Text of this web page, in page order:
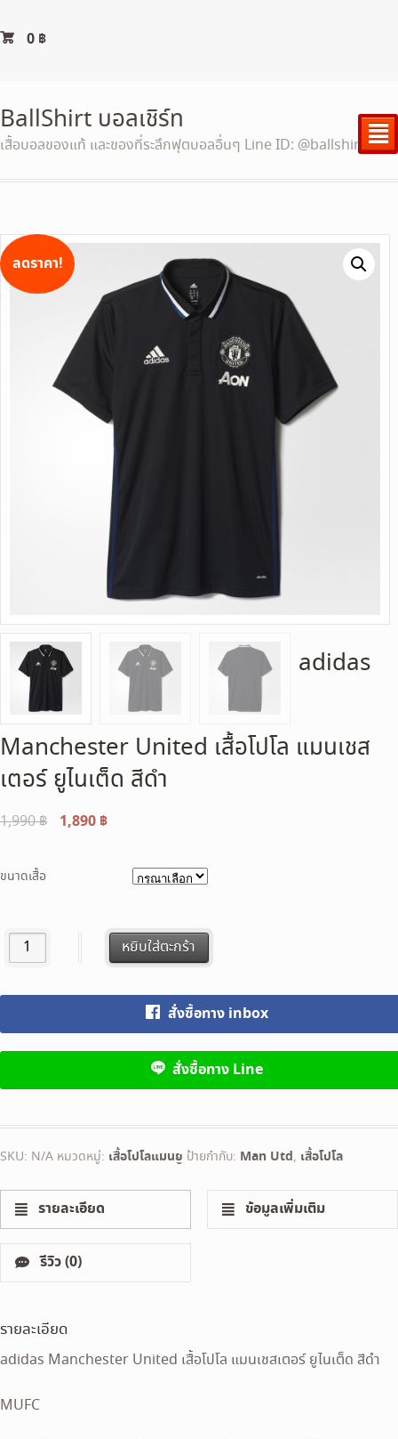
0 ฿
BallShirt บอลเชิร์ท
เสื้อบอลของแท้ และของที่ระลึกฟุตบอลอื่นๆ Line ID: @ballshirt²
ลดราคา!
adidas
Manchester United เสื้อโปโล แมนเชส
เตอร์ ยูไนเต็ด สีดำ
1,990฿
Original
1,890 ฿Current
1,890 ฿.
ขนาดเสื้อ
adidas Manchester United เสื้อโปโล แมนเชสเตอร์ ยูไนเต็ด สีดำ
หยิบใส่ตะกร้า
สั่งซื้อทาง inbox
สั่งซื้อทาง Line
SKU: N/A หมวดหมู่: เสื้อโปโลแมนยู ป้ายกำกับ: Man Utd, เสื้อโปโล
รายละเอียด ข้อมูลเพิ่มเติม
รีวิว (0)
รายละเอียด
adidas Manchester United เสื้อโปโล แมนเชสเตอร์ ยูไนเต็ด สีดำ
MUFC